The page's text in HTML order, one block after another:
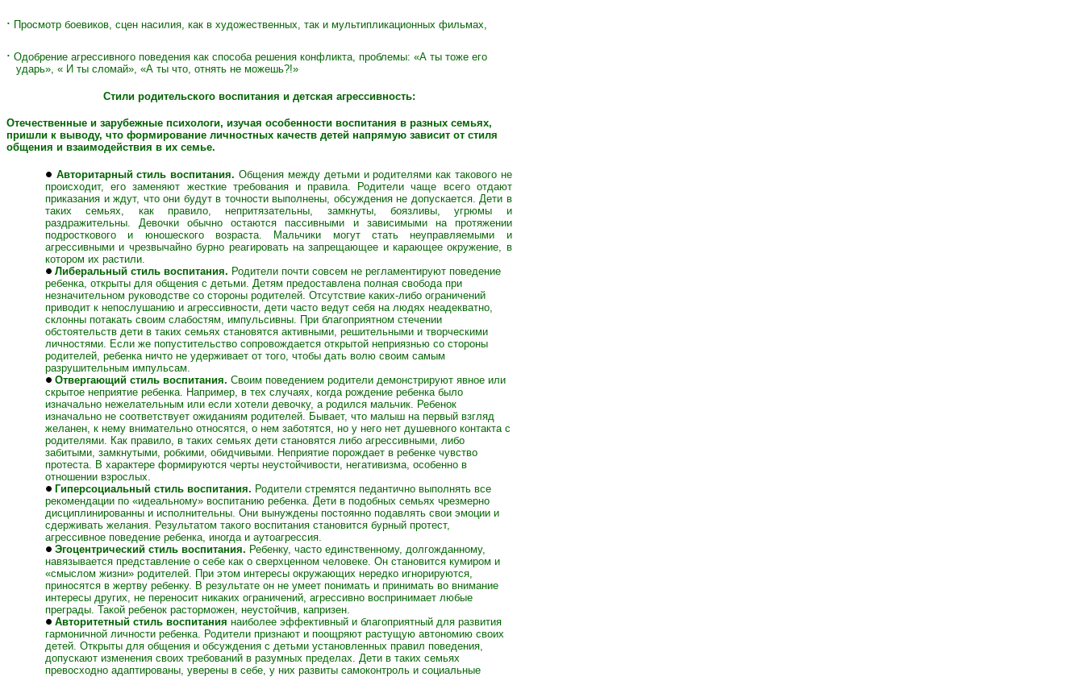
∙ Просмотр боевиков, сцен насилия, как в художественных, так и мультипликационных фильмах,
∙ Одобрение агрессивного поведения как способа решения конфликта, проблемы: «А ты тоже его
ударь», « И ты сломай», «А ты что, отнять не можешь?!»
Стили родительского воспитания и детская агрессивность:
Отечественные и зарубежные психологи, изучая особенности воспитания в разных семьях,
пришли к выводу, что формирование личностных качеств детей напрямую зависит от стиля
общения и взаимодействия в их семье.
Авторитарный стиль воспитания. Общения между детьми и родителями как такового не
происходит, его заменяют жесткие требования и правила. Родители чаще всего отдают
приказания и ждут, что они будут в точности выполнены, обсуждения не допускается. Дети в
таких семьях, как правило, непритязательны, замкнуты, боязливы, угрюмы и
раздражительны. Девочки обычно остаются пассивными и зависимыми на протяжении
подросткового и юношеского возраста. Мальчики могут стать неуправляемыми и
агрессивными и чрезвычайно бурно реагировать на запрещающее и карающее окружение, в
котором их растили.
Либеральный стиль воспитания. Родители почти совсем не регламентируют поведение
ребенка, открыты для общения с детьми. Детям предоставлена полная свобода при
незначительном руководстве со стороны родителей. Отсутствие каких-либо ограничений
приводит к непослушанию и агрессивности, дети часто ведут себя на людях неадекватно,
склонны потакать своим слабостям, импульсивны. При благоприятном стечении
обстоятельств дети в таких семьях становятся активными, решительными и творческими
личностями. Если же попустительство сопровождается открытой неприязнью со стороны
родителей, ребенка ничто не удерживает от того, чтобы дать волю своим самым
разрушительным импульсам.
Отвергающий стиль воспитания. Своим поведением родители демонстрируют явное или
скрытое неприятие ребенка. Например, в тех случаях, когда рождение ребенка было
изначально нежелательным или если хотели девочку, а родился мальчик. Ребенок
изначально не соответствует ожиданиям родителей. Бывает, что малыш на первый взгляд
желанен, к нему внимательно относятся, о нем заботятся, но у него нет душевного контакта с
родителями. Как правило, в таких семьях дети становятся либо агрессивными, либо
забитыми, замкнутыми, робкими, обидчивыми. Неприятие порождает в ребенке чувство
протеста. В характере формируются черты неустойчивости, негативизма, особенно в
отношении взрослых.
Гиперсоциальный стиль воспитания. Родители стремятся педантично выполнять все
рекомендации по «идеальному» воспитанию ребенка. Дети в подобных семьях чрезмерно
дисциплинированны и исполнительны. Они вынуждены постоянно подавлять свои эмоции и
сдерживать желания. Результатом такого воспитания становится бурный протест,
агрессивное поведение ребенка, иногда и аутоагрессия.
Эгоцентрический стиль воспитания. Ребенку, часто единственному, долгожданному,
навязывается представление о себе как о сверхценном человеке. Он становится кумиром и
«смыслом жизни» родителей. При этом интересы окружающих нередко игнорируются,
приносятся в жертву ребенку. В результате он не умеет понимать и принимать во внимание
интересы других, не переносит никаких ограничений, агрессивно воспринимает любые
преграды. Такой ребенок расторможен, неустойчив, капризен.
Авторитетный стиль воспитания наиболее эффективный и благоприятный для развития
гармоничной личности ребенка. Родители признают и поощряют растущую автономию своих
детей. Открыты для общения и обсуждения с детьми установленных правил поведения,
допускают изменения своих требований в разумных пределах. Дети в таких семьях
превосходно адаптированы, уверены в себе, у них развиты самоконтроль и социальные